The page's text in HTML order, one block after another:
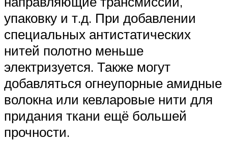
упаковку и т.д. При добавлении
специальных антистатических
нитей полотно меньше
электризуется. Также могут
добавляться огнеупорные амидные
волокна или кевларовые нити для
придания ткани ещё большей
прочности.